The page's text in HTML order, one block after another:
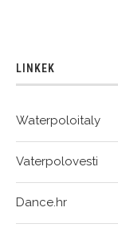
LINKEK
Waterpoloitaly
Vaterpolovesti
Dance.hr